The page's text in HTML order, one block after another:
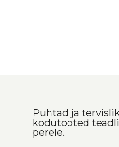
Puhtad ja
kodutooted
perele.